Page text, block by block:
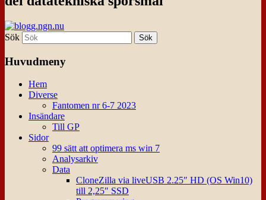
Sök
Huvudmeny
Hem
Diverse
Fantomen nr 6-7 2023
Insändare
Till GP
Sidor
99 sätt att optimera ms win 7
Analysarkiv
Data
CloneZilla via liveUSB 2.25″ HD (OS Win10)
till 2,25″ SSD